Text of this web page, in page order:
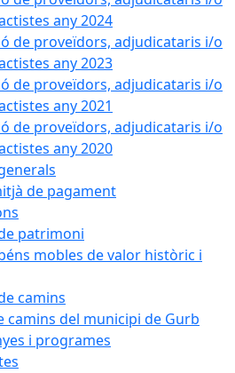
any 2024
de proveïdors, adjudicataris i/o
any 2023
de proveïdors, adjudicataris i/o
any 2021
de proveïdors, adjudicataris i/o
any 2020
de pagament
patrimoni
mobles de valor històric i
camins
camins del municipi de Gurb
i programes